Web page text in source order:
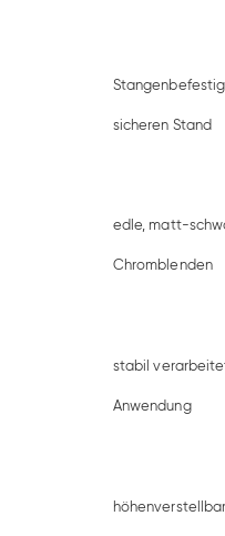
sicheren Stand
edle, matt-
Chromblenden
stabil
Anwendung